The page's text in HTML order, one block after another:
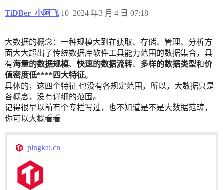
TiDBer_小阿飞 2024 年3 月 4 日 07:18
10
大数据的概念：一种规模大到在获取、存储、管理、分析方
面大大超出了传统数据库软件工具能力范围的数据集合，具
有海量的数据规模、 快速的数据流转、 多样的数据类型和价
值密度低****四大特征。
具体的，这四个特征 也没有各规定范围，所以，大数据只是
各概念，没有详细的范围。
记得很早以前有个专栏写过，也不知道是不是大数据范畴，
你可以大概看看
pingkai.cn